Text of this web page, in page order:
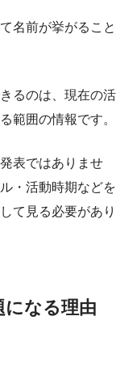
名前が挙がること
るのは、現在の活
範囲の情報です。
表ではありませ
・活動時期などを
て見る必要があり
になる理由